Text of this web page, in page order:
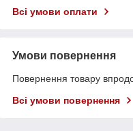
Всі умови оплати
Умови повернення
Повернення товару
Всі умови повернення